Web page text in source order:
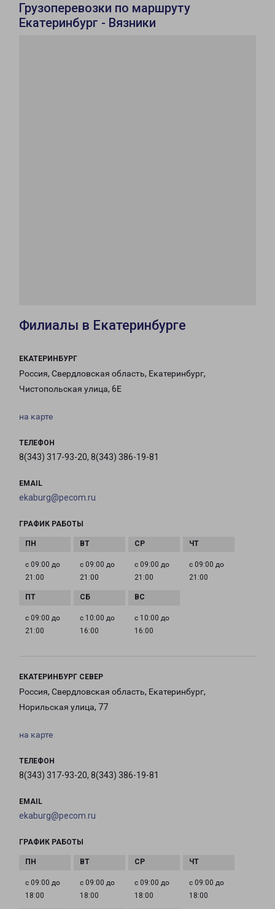
Грузоперевозки по маршруту
Екатеринбург - Вязники
Филиалы в Екатеринбурге
ЕКАТЕРИНБУРГ
Россия, Свердловская область, Екатеринбург,
Чистопольская улица, 6Е
на карте
ТЕЛЕФОН
8(343) 317-93-20, 8(343) 386-19-81
EMAIL
ekaburg@pecom.ru
ГРАФИК РАБОТЫ
с 09:00 до
21:00
с 09:00 до
21:00
с 09:00 до
21:00
с 09:00 до
21:00
с 09:00 до
21:00
с 10:00 до
16:00
с 10:00 до
16:00
ЕКАТЕРИНБУРГ СЕВЕР
Россия, Свердловская область, Екатеринбург,
Норильская улица, 77
на карте
ТЕЛЕФОН
8(343) 317-93-20, 8(343) 386-19-81
EMAIL
ekaburg@pecom.ru
ГРАФИК РАБОТЫ
с 09:00 до
18:00
с 09:00 до
18:00
с 09:00 до
18:00
с 09:00 до
18:00